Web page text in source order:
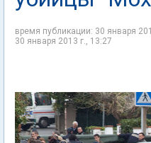
время публикации: 30 января
30 января 2013 г., 13:27